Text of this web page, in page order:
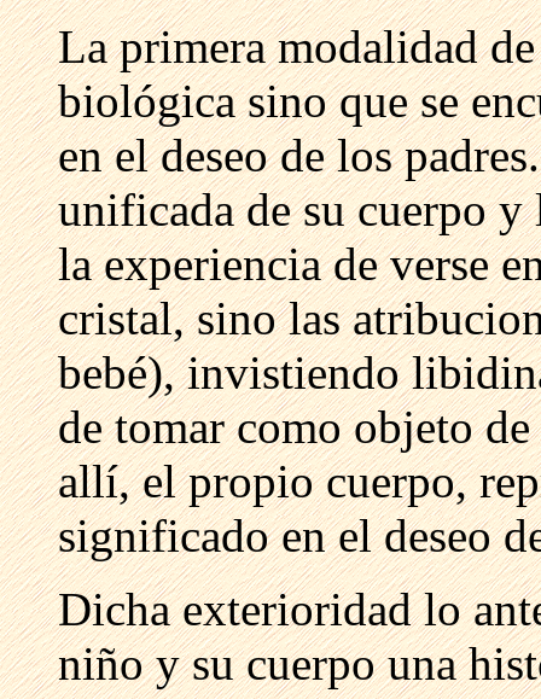
La primera modalidad
biológica sino que se
en el deseo de los
unificada de su cuerpo y
la experiencia de verse
cristal, sino las
bebé), invistiendo
de tomar como objeto
allí, el propio cuerpo,
significado en el deseo
Dicha exterioridad lo
niño y su cuerpo una